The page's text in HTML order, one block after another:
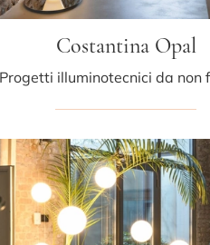
Costantina Opal